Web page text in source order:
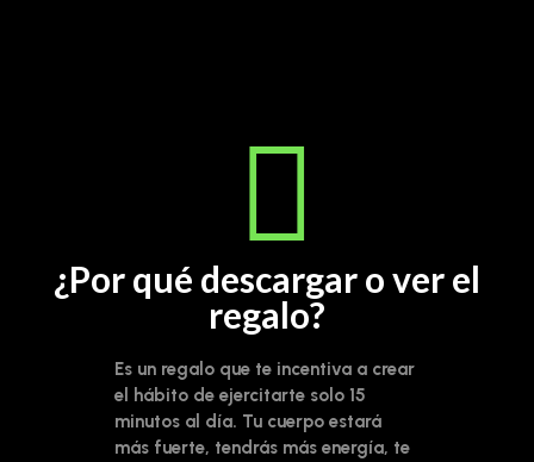
¿Por qué descargar o ver el
regalo?
Es un regalo que te incentiva a crear
el hábito de ejercitarte solo 15
minutos al día. Tu cuerpo estará
más fuerte, tendrás más energía, te